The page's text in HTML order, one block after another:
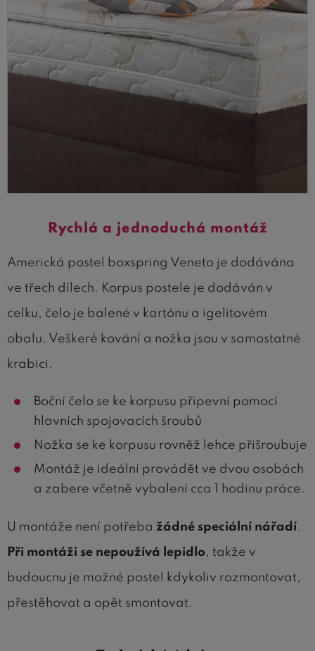
Rychlá a jednoduchá montáž
Americká postel boxspring Veneto je dodávána
ve třech dílech. Korpus postele je dodáván v
celku, čelo je balené v kartónu a igelitovém
obalu. Veškeré kování a nožka jsou v samostatné
krabici.
Boční čelo se ke korpusu připevní pomocí
hlavních spojovacích šroubů
Nožka se ke korpusu rovněž lehce přišroubuje
Montáž je ideální provádět ve dvou osobách
a zabere včetně vybalení cca 1 hodinu práce.
U montáže není potřeba žádné speciální nářadí.
Při montáži se nepoužívá lepidlo, takže v
budoucnu je možné postel kdykoliv rozmontovat,
přestěhovat a opět smontovat.